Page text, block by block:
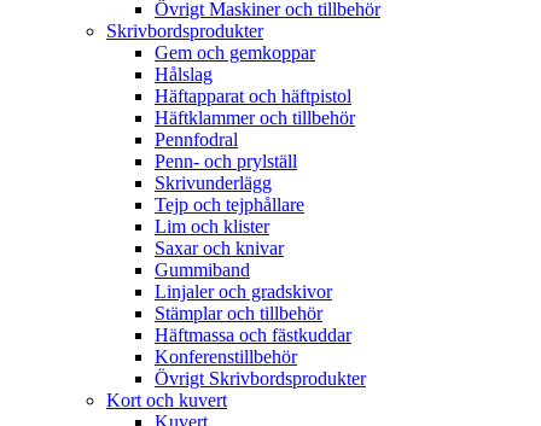
Övrigt Maskiner och tillbehör
Skrivbordsprodukter
Gem och gemkoppar
Hålslag
Häftapparat och häftpistol
Häftklammer och tillbehör
Pennfodral
Penn- och prylställ
Skrivunderlägg
Tejp och tejphållare
Lim och klister
Saxar och knivar
Gummiband
Linjaler och gradskivor
Stämplar och tillbehör
Häftmassa och fästkuddar
Konferenstillbehör
Övrigt Skrivbordsprodukter
Kort och kuvert
Kuvert